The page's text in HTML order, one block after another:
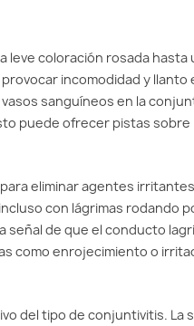
coloración rosada
incomodidad y
sanguíneos en la
puede ofrecer pistas
eliminar agentes
con lágrimas rodando
de que el conducto
como enrojecimiento o
del tipo de conjuntivitis.